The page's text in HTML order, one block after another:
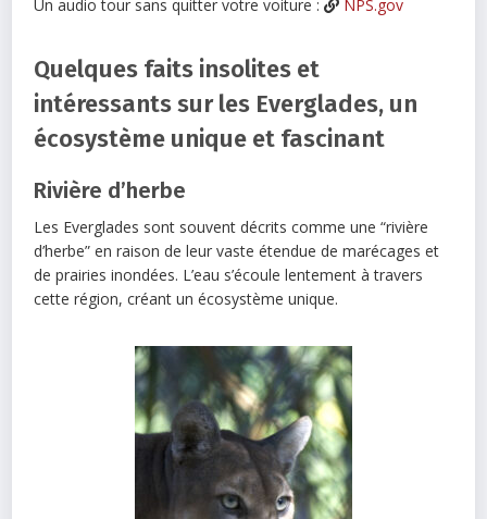
Un audio tour sans quitter votre voiture : NPS.gov
Quelques faits insolites et
intéressants sur les Everglades, un
écosystème unique et fascinant
Rivière d’herbe
Les Everglades sont souvent décrits comme une “rivière
d’herbe” en raison de leur vaste étendue de marécages et
de prairies inondées. L’eau s’écoule lentement à travers
cette région, créant un écosystème unique.